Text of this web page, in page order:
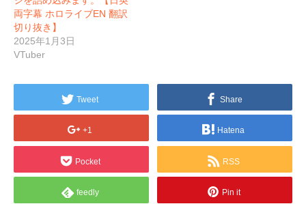
両字幕 ホロライブEN 翻訳
切り抜き】
2025年1月3日
VTuber
Tweet Share
+1 Hatena
Pocket RSS
feedly Pin it